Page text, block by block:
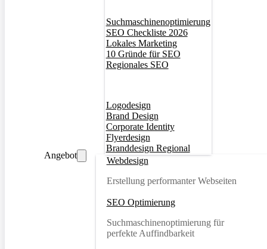
Suchmaschinenoptimierung
SEO Checkliste 2026
Lokales Marketing
10 Gründe für SEO
Regionales SEO
Logodesign
Brand Design
Corporate Identity
Flyerdesign
Branddesign Regional
Angebot
Webdesign
Erstellung performanter Webseiten
SEO Optimierung
Suchmaschinenoptimierung für
perfekte Auffindbarkeit